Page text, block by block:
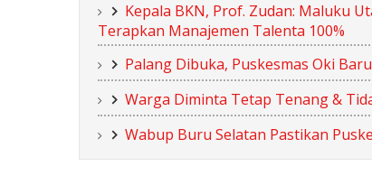
Kepala BKN, Prof. Zudan: Maluku
Terapkan Manajemen Talenta 100%
Palang Dibuka, Puskesmas Oki
Warga Diminta Tetap Tenang &
Wabup Buru Selatan Pastikan